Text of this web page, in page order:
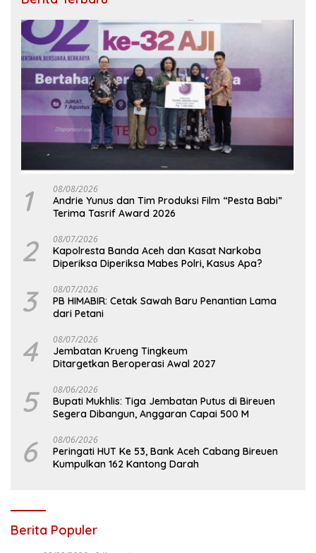
1 08/08/2026
Andrie Yunus dan Tim Produksi Film “Pesta Babi”
Terima Tasrif Award 2026
2 08/07/2026
Kapolresta Banda Aceh dan Kasat Narkoba
Diperiksa Diperiksa Mabes Polri, Kasus Apa?
3 08/07/2026
PB HIMABIR: Cetak Sawah Baru Penantian Lama
dari Petani
4 08/07/2026
Jembatan Krueng Tingkeum
Ditargetkan Beroperasi Awal 2027
5 08/06/2026
Bupati Mukhlis: Tiga Jembatan Putus di Bireuen
Segera Dibangun, Anggaran Capai 500 M
6 08/06/2026
Peringati HUT Ke 53, Bank Aceh Cabang Bireuen
Kumpulkan 162 Kantong Darah
Berita Populer